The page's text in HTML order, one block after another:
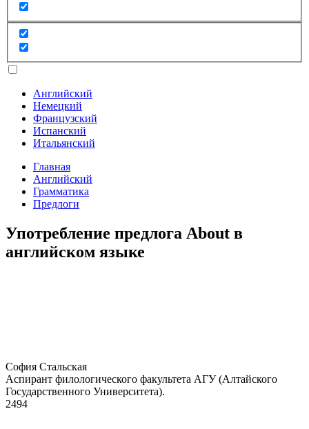
Английский
Немецкий
Французский
Испанский
Итальянский
Главная
Английский
Грамматика
Предлоги
Употребление предлога About в
английском языке
София Стальская
Аспирант филологического факультета АГУ (Алтайского
Государственного Университета).
2494